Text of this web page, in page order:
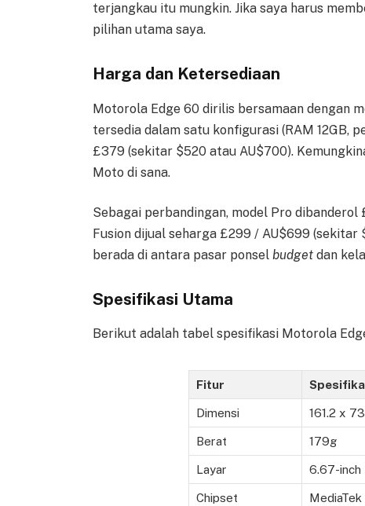
terjangkau itu mungkin. Jika saya harus
pilihan utama saya.
Harga dan Ketersediaan
Motorola Edge 60 dirilis bersamaan dengan
tersedia dalam satu konfigurasi (RAM 12GB,
£379 (sekitar $520 atau AU$700).
Moto di sana.
Sebagai perbandingan, model Pro
Fusion dijual seharga £299 / AU$699
berada di antara pasar ponsel budgetdan
Spesifikasi Utama
Berikut adalah tabel spesifikasi Motorola
Fitur
Dimensi 161.2 x
Berat 179g
Layar 6.67-inch
Chipset